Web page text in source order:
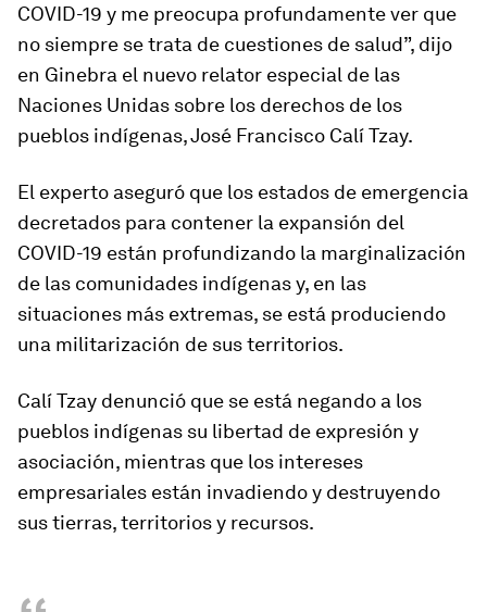
COVID-19 y me preocupa profundamente ver que
no siempre se trata de cuestiones de salud”, dijo
en Ginebra el nuevo relator especial de las
Naciones Unidas sobre los derechos de los
pueblos indígenas, José Francisco Calí Tzay.
El experto aseguró que los estados de emergencia
decretados para contener la expansión del
COVID-19 están profundizando la marginalización
de las comunidades indígenas y, en las
situaciones más extremas, se está produciendo
una militarización de sus territorios.
Calí Tzay denunció que se está negando a los
pueblos indígenas su libertad de expresión y
asociación, mientras que los intereses
empresariales están invadiendo y destruyendo
sus tierras, territorios y recursos.